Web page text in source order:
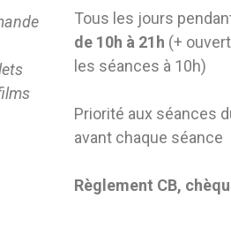
Tous les jours
de 10h à 21h (+
les séances à 10h)
Priorité aux séances
avant chaque séance
Règlement CB,